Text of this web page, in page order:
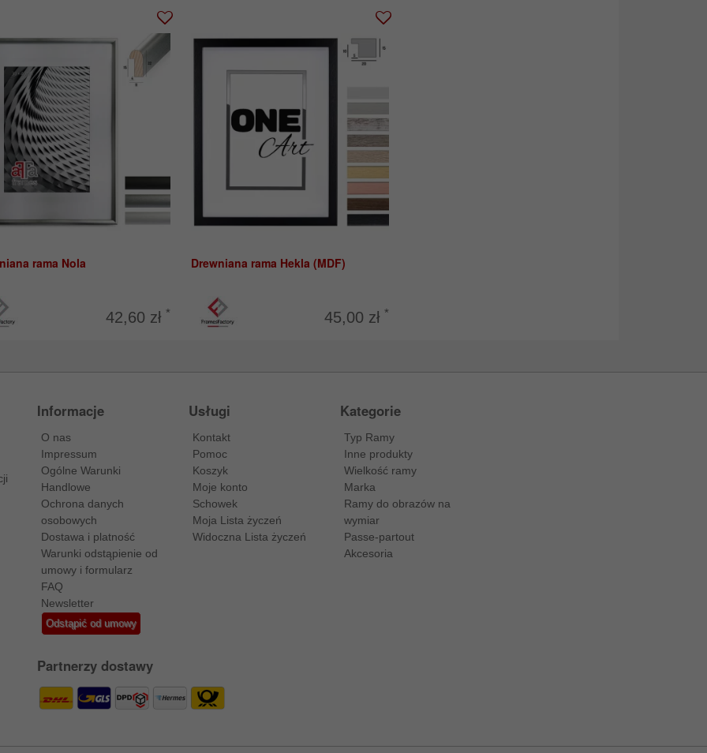
rama Nola
42,60 zł *
Drewniana rama Hekla (MDF)
45,00 zł *
Informacje
O nas
Impressum
Ogólne Warunki
Handlowe
Ochrona danych
osobowych
Dostawa i platność
Warunki odstąpienie od
umowy i formularz
FAQ
Newsletter
Odstąpić od umowy
Usługi
Kontakt
Pomoc
Koszyk
Moje konto
Schowek
Moja Lista życzeń
Widoczna Lista życzeń
Kategorie
Typ Ramy
Inne produkty
Wielkość ramy
Marka
Ramy do obrazów na
wymiar
Passe-partout
Akcesoria
Partnerzy dostawy